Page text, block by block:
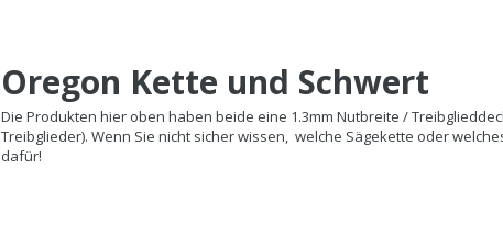
Oregon Kette und Schwert
Die Produkten hier oben haben beide eine 1.3mm Nutbreite /
Treibglieder). Wenn Sie nicht sicher wissen, welche Sägekette oder
dafür!